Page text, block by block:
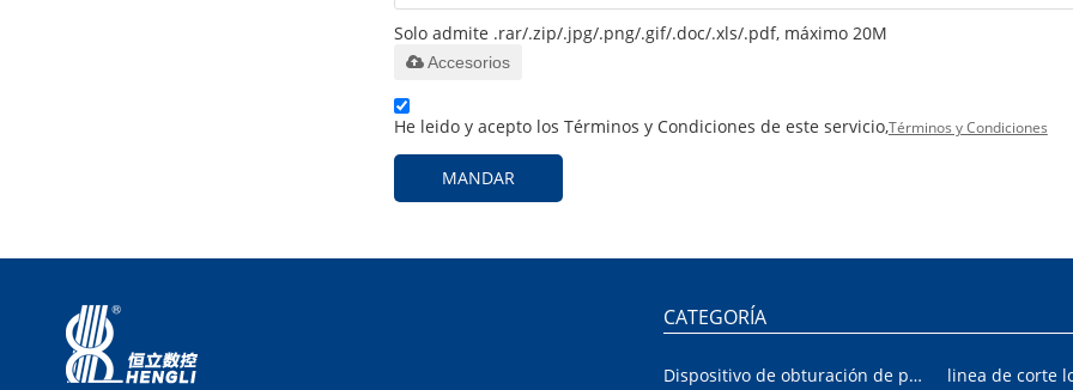
Solo admite .rar/.zip/.jpg/.png/.gif/.doc/.xls/.pdf, máximo 20M
Accesorios
He leido y acepto los Términos y Condiciones de este servicio,Términos y Condiciones
MANDAR
CATEGORÍA
Dispositivo de obturación de placa interior/exterior de automóvil
linea de corte